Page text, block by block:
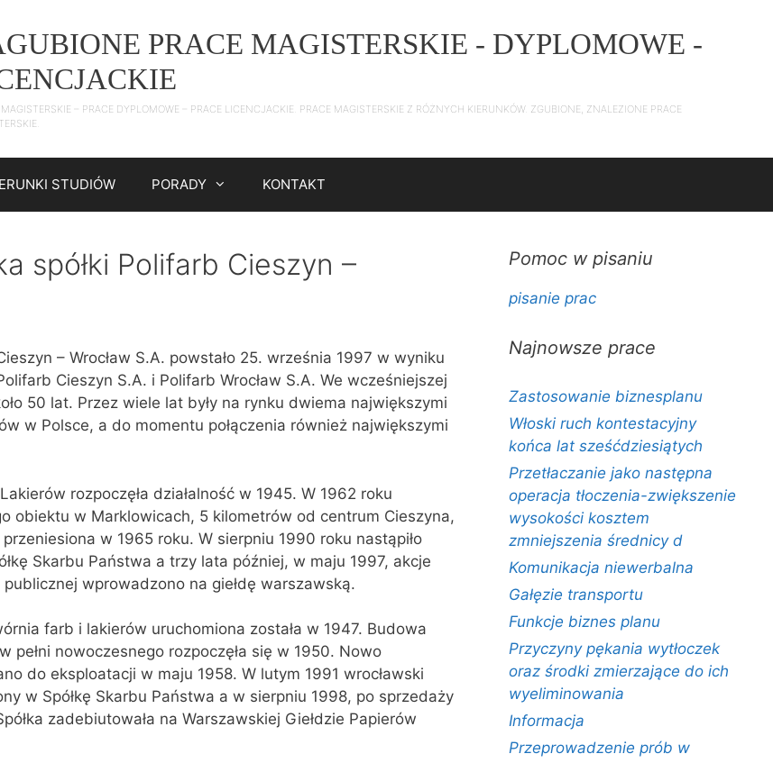
PRACE MAGISTERSKIE - DYPLOMOWE -
MAGISTERSKIE – PRACE DYPLOMOWE – PRACE LICENCJACKIE. PRACE MAGISTERSKIE Z RÓŻNYCH KIERUNKÓW. ZGUBIONE, ZNALEZIONE PRACE
STUDIÓW PORADY KONTAKT
spółki Polifarb Cieszyn –
– Wrocław S.A. powstało 25. września 1997 w wyniku
Cieszyn S.A. i Polifarb Wrocław S.A. We wcześniejszej
50 lat. Przez wiele lat były na rynku dwiema największymi
w Polsce, a do momentu połączenia również największymi
rozpoczęła działalność w 1945. W 1962 roku
obiektu w Marklowicach, 5 kilometrów od centrum Cieszyna,
w 1965 roku. W sierpniu 1990 roku nastąpiło
Skarbu Państwa a trzy lata później, w maju 1997, akcje
wprowadzono na giełdę warszawską.
farb i lakierów uruchomiona została w 1947. Budowa
pełni nowoczesnego rozpoczęła się w 1950. Nowo
do eksploatacji w maju 1958. W lutym 1991 wrocławski
w Spółkę Skarbu Państwa a w sierpniu 1998, po sprzedaży
zadebiutowała na Warszawskiej Giełdzie Papierów
Pomoc w pisaniu
pisanie prac
Najnowsze prace
Zastosowanie biznesplanu
Włoski ruch kontestacyjny
końca lat sześćdziesiątych
Przetłaczanie jako następna
operacja tłoczenia-zwiększenie
wysokości kosztem
zmniejszenia średnicy d
Komunikacja niewerbalna
Gałęzie transportu
Funkcje biznes planu
Przyczyny pękania wytłoczek
oraz środki zmierzające do ich
wyeliminowania
Informacja
Przeprowadzenie prób w